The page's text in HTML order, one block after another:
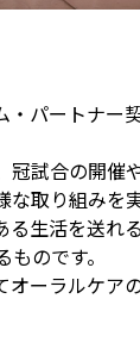
パートナ
試合の開
取り組みを
生活を送
のです。
ーラルケ